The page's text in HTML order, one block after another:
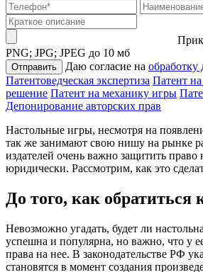
PNG; JPG; JPEG до 10 мб
Отправить Даю согласие на обработку
Патентоведческая экспертиза Патент на
решение Патент на механику игры
Депонирование авторских прав
Настольные игры, несмотря на
так же занимают свою нишу на рынке
издателей очень важно защитить право
юридически. Рассмотрим, как это
До того, как обратиться
Невозможно угадать, будет ли
успешна и популярна, но важно, что у
права на нее. В законодательстве РФ
становятся в момент создания